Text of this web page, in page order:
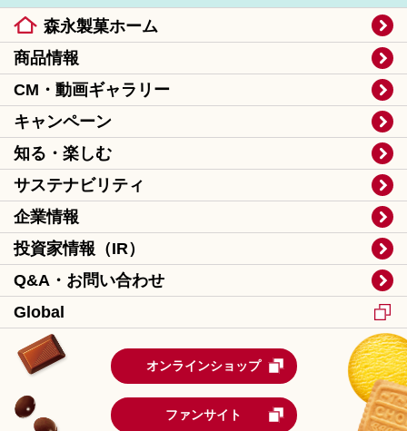
森永製菓ホーム
商品情報
CM・動画ギャラリー
キャンペーン
知る・楽しむ
サステナビリティ
企業情報
投資家情報（IR）
Q&A・お問い合わせ
Global
オンラインショップ
ファンサイト